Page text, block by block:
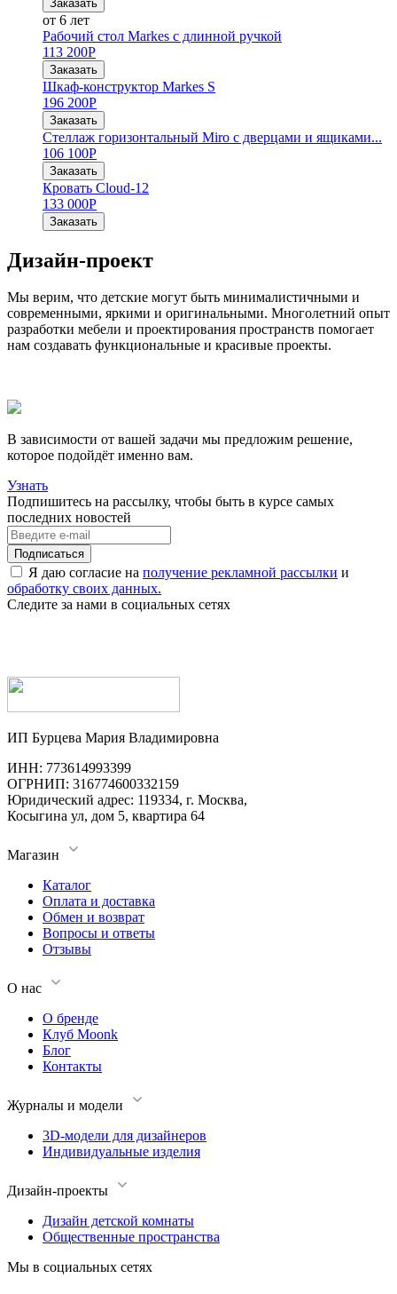
Заказать
от 6 лет
Рабочий стол Markes с длинной ручкой
113 200Р
Заказать
Шкаф-конструктор Markes S
196 200Р
Заказать
Стеллаж горизонтальный Miro с дверцами и ящиками...
106 100Р
Заказать
Кровать Cloud-12
133 000Р
Заказать
Дизайн-проект
Мы верим, что детские могут быть минималистичными и
современными, яркими и оригинальными. Многолетний опыт
разработки мебели и проектирования пространств помогает
нам создавать функциональные и красивые проекты.
В зависимости от вашей задачи мы предложим решение,
которое подойдёт именно вам.
Узнать
Подпишитесь на рассылку, чтобы быть в курсе самых
последних новостей
Я даю согласие на получение рекламной рассылки и
обработку своих данных.
Следите за нами в социальных сетях
ИП Бурцева Мария Владимировна
ИНН: 773614993399
ОГРНИП: 316774600332159
Юридический адрес: 119334, г. Москва,
Косыгина ул, дом 5, квартира 64
Магазин
Каталог
Оплата и доставка
Обмен и возврат
Вопросы и ответы
Отзывы
О нас
О бренде
Клуб Moonk
Блог
Контакты
Журналы и модели
3D-модели для дизайнеров
Индивидуальные изделия
Дизайн-проекты
Дизайн детской комнаты
Общественные пространства
Мы в социальных сетях